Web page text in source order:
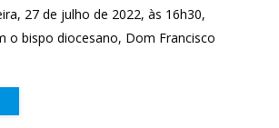
27 de julho de 2022, às 16h30,
o bispo diocesano, Dom Francisco